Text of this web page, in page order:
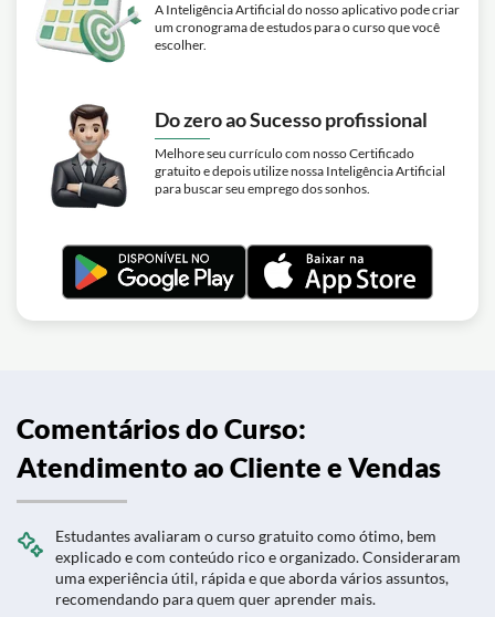
A Inteligência Artificial do nosso aplicativo pode criar
um cronograma de estudos para o curso que você
escolher.
Do zero ao Sucesso profissional
Melhore seu currículo com nosso Certificado
gratuito e depois utilize nossa Inteligência Artificial
para buscar seu emprego dos sonhos.
Comentários do Curso:
Atendimento ao Cliente e Vendas
Estudantes avaliaram o curso gratuito como ótimo, bem
explicado e com conteúdo rico e organizado. Consideraram
uma experiência útil, rápida e que aborda vários assuntos,
recomendando para quem quer aprender mais.